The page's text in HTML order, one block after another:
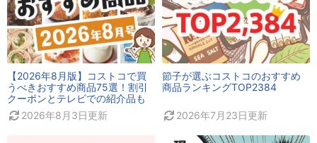
【2026年8月版】コストコで買
うべきおすすめ商品75選！割引
クーポンとテレビでの紹介品も
2026年8月3日更新
節子が選ぶコストコのおすすめ
商品ランキングTOP2384
2026年7月23日更新